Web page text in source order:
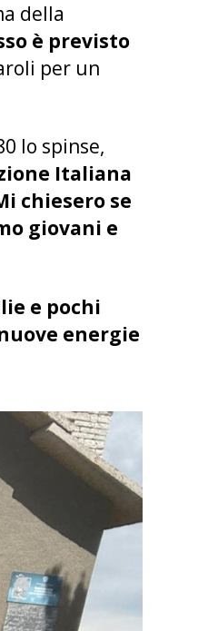
della
è previsto
per un
lo spinse,
Italiana
chiesero se
giovani e
e pochi
energie